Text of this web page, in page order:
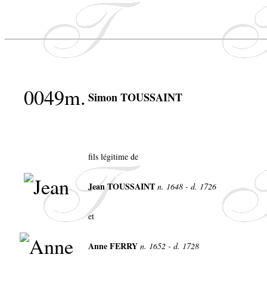
0049m. Simon TOUSSAINT
fils légitime de
Jean TOUSSAINT n. 1648 - d. 1726
et
Anne FERRY n. 1652 - d. 1728